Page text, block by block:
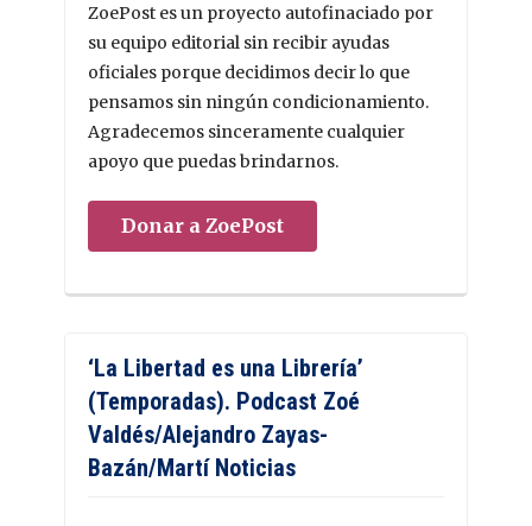
ZoePost es un proyecto autofinaciado por
su equipo editorial sin recibir ayudas
oficiales porque decidimos decir lo que
pensamos sin ningún condicionamiento.
Agradecemos sinceramente cualquier
apoyo que puedas brindarnos.
Donar a ZoePost
‘La Libertad es una Librería’
(Temporadas). Podcast Zoé
Valdés/Alejandro Zayas-
Bazán/Martí Noticias